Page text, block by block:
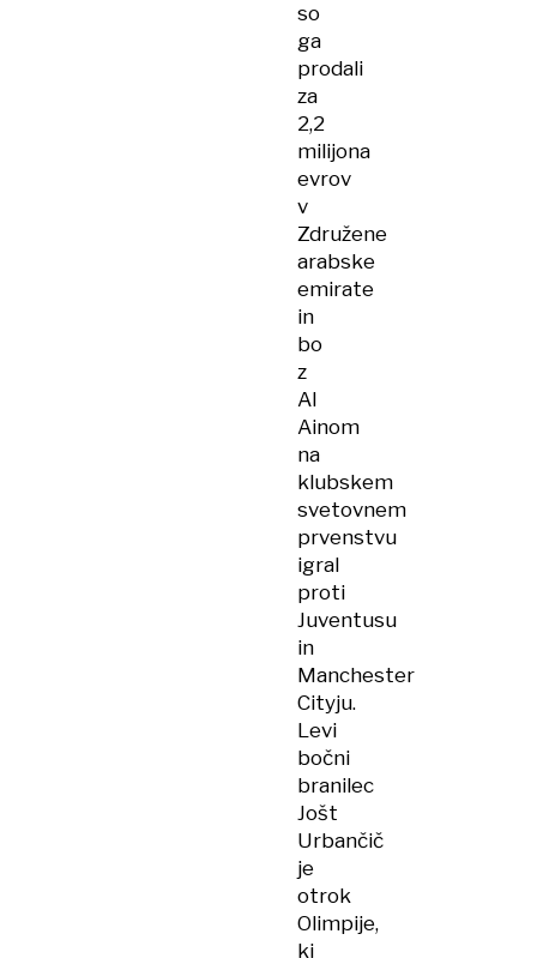
so
ga
prodali
za
2,2
milijona
evrov
v
Združene
arabske
emirate
in
bo
z
Al
Ainom
na
klubskem
svetovnem
prvenstvu
igral
proti
Juventusu
in
Manchester
Cityju.
Levi
bočni
branilec
Jošt
Urbančič
je
otrok
Olimpije,
ki